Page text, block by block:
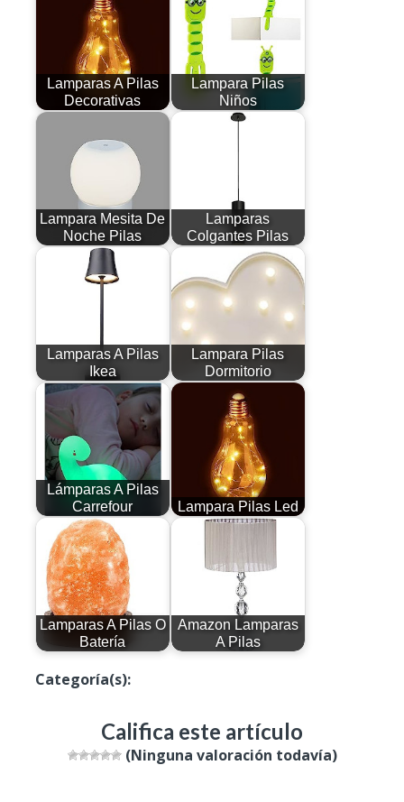
Lamparas A Pilas
Decorativas
Lampara Pilas
Niños
Lampara Mesita De
Noche Pilas
Lamparas
Colgantes Pilas
Lamparas A Pilas
Ikea
Lampara Pilas
Dormitorio
Lámparas A Pilas
Carrefour
Lampara Pilas Led
Lamparas A Pilas O
Batería
Amazon Lamparas
A Pilas
Categoría(s):Productos
Califica este artículo
(Ninguna valoración todavía)